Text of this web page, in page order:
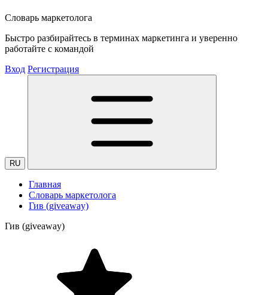
Словарь маркетолога
Быстро разбирайтесь в терминах маркетинга и уверенно
работайте с командой
Вход Регистрация
RU
Главная
Словарь маркетолога
Гив (giveaway)
Гив (giveaway)